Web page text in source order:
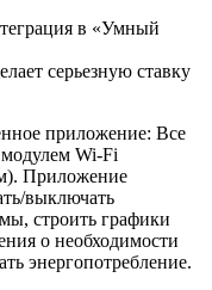
в «Умный
серьезную ставку
приложение: Все
Wi-Fi
Приложение
выключать
строить графики
о необходимости
энергопотребление.